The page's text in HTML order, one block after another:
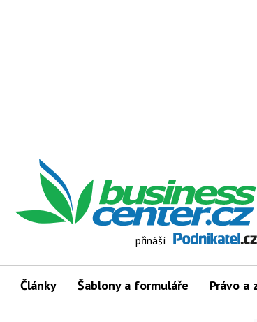
přináší
Články Šablony a formuláře Právo a